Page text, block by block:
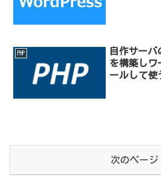
PHP
自作サーバ
を構築しワ
ールして使
次のページ